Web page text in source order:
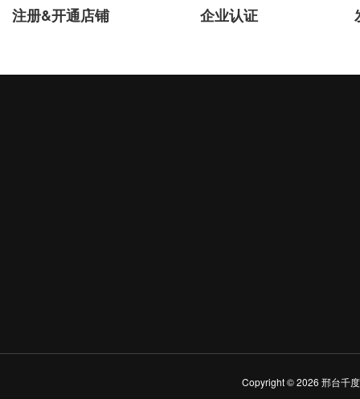
注册&开通店铺 企业认证
Copyright © 2026 邢台千